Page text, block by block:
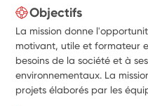
Objectifs
La mission donne
motivant, utile et formateur
besoins de la société et à
environnementaux. La
projets élaborés par les